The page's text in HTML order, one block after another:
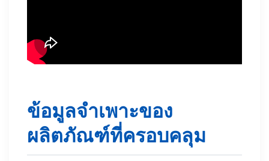
ข้อมูลจำเพาะของ
ผลิตภัณฑ์ที่ครอบคลุม